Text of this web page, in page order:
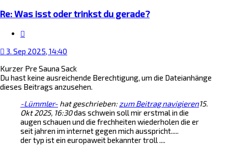
Re: Was isst oder trinkst du gerade?
3. Sep 2025, 14:40
Kurzer Pre Sauna Sack
Du hast keine ausreichende Berechtigung, um die Dateianhänge
dieses Beitrags anzusehen.
-Lümmler- hat geschrieben: zum Beitrag navigieren15.
Okt 2025, 16:30das schwein soll mir erstmal in die
augen schauen und die frechheiten wiederholen die er
seit jahren im internet gegen mich ausspricht.....
der typ ist ein europaweit bekannter troll ....